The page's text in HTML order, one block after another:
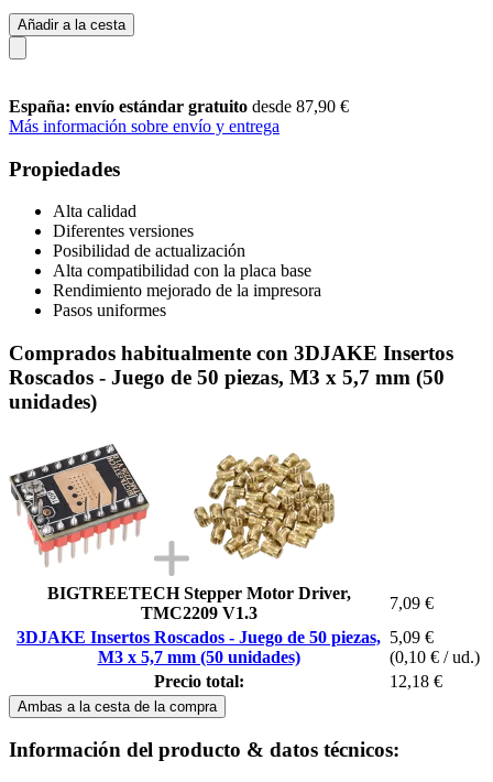
Añadir a la cesta
España: envío estándar gratuito desde 87,90 €
Más información sobre envío y entrega
Propiedades
Alta calidad
Diferentes versiones
Posibilidad de actualización
Alta compatibilidad con la placa base
Rendimiento mejorado de la impresora
Pasos uniformes
Comprados habitualmente con 3DJAKE Insertos
Roscados - Juego de 50 piezas, M3 x 5,7 mm (50
unidades)
BIGTREETECH Stepper Motor Driver,
TMC2209 V1.3
7,09 €
3DJAKE Insertos Roscados - Juego de 50 piezas,
M3 x 5,7 mm (50 unidades)
5,09 €
(0,10 € / ud.)
Precio total:
12,18 €
Ambas a la cesta de la compra
Información del producto & datos técnicos: